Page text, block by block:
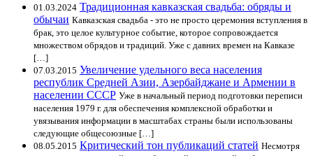
01.03.2024 Традиционная кавказская свадьба: обряды и
обычаи Кавказская свадьба - это не просто церемония вступления в
брак, это целое культурное событие, которое сопровождается
множеством обрядов и традиций. Уже с давних времен на Кавказе
[…]
07.03.2015 Увеличение удельного веса населения
республик Средней Азии, Азербайджане и Армении в
населении СССР Уже в начальный период подготовки переписи
населения 1979 г. для обеспечения комплексной обработки и
увязывания информации в масштабах страны были использованы
следующие общесоюзные […]
08.05.2015 Критический тон публикаций статей Несмотря